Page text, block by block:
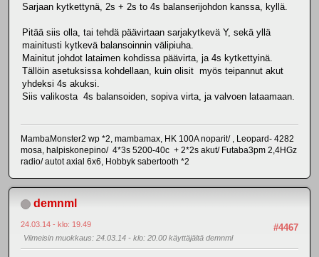
Sarjaan kytkettynä, 2s + 2s to 4s balanserijohdon kanssa, kyllä.
Pitää siis olla, tai tehdä päävirtaan sarjakytkevä Y, sekä yllä
mainitusti kytkevä balansoinnin välipiuha.
Mainitut johdot lataimen kohdissa päävirta, ja 4s kytkettyinä.
Tällöin asetuksissa kohdellaan, kuin olisit myös teipannut akut
yhdeksi 4s akuksi.
Siis valikosta 4s balansoiden, sopiva virta, ja valvoen lataamaan.
MambaMonster2 wp *2, mambamax, HK 100A noparit/ , Leopard- 4282
mosa, halpiskonepino/ 4*3s 5200-40c + 2*2s akut/ Futaba3pm 2,4HGz
radio/ autot axial 6x6, Hobbyk sabertooth *2
demnml
#4467
24.03.14 - klo: 19.49
Viimeisin muokkaus: 24.03.14 - klo: 20.00 käyttäjältä demnml